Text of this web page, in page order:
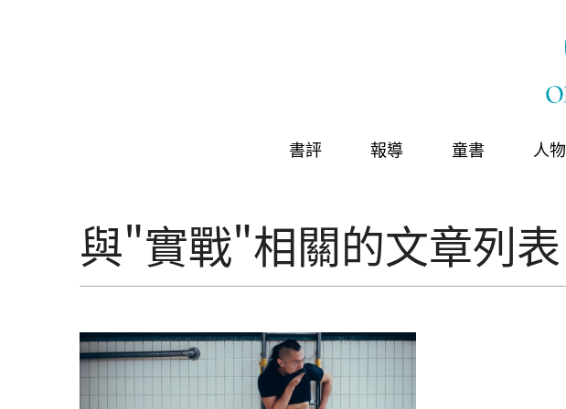
書評 報導 童書 人物
與"實戰"相關的文章列表